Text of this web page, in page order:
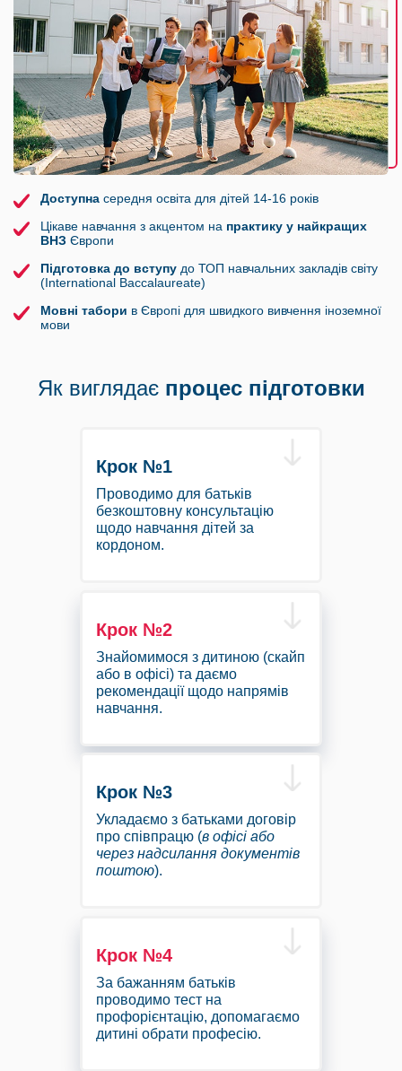
Доступна середня освіта для дітей 14-16 років
Цікаве навчання з акцентом на практику у найкращих
ВНЗ Європи
Підготовка до вступу до ТОП навчальних закладів світу
(International Baccalaureate)
Мовні табори в Європі для швидкого вивчення іноземної
мови
Як виглядає процес підготовки
Крок №1
Проводимо для батьків
безкоштовну консультацію
щодо навчання дітей за
кордоном.
Крок №2
Знайомимося з дитиною (скайп
або в офісі) та даємо
рекомендації щодо напрямів
навчання.
Крок №3
Укладаємо з батьками договір
про співпрацю (в офісі або
через надсилання документів
поштою).
Крок №4
За бажанням батьків
проводимо тест на
профорієнтацію, допомагаємо
дитині обрати професію.